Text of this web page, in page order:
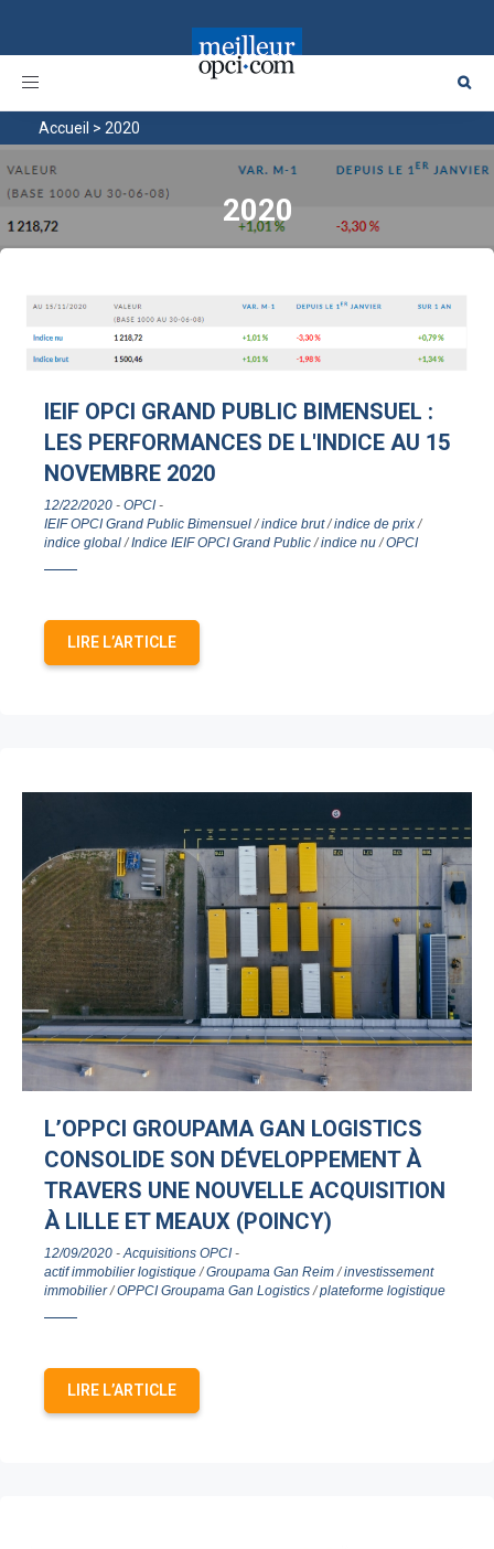
Toggle
Accueil > 2020
2020
IEIF OPCI GRAND PUBLIC BIMENSUEL :
LES PERFORMANCES DE L'INDICE AU 15
NOVEMBRE 2020
12/22/2020 - OPCI-
IEIF OPCI Grand Public Bimensuel/indice brut/indice de prix/
indice global/Indice IEIF OPCI Grand Public/indice nu/OPCI
LIRE L’ARTICLE
L’OPPCI GROUPAMA GAN LOGISTICS
CONSOLIDE SON DÉVELOPPEMENT À
TRAVERS UNE NOUVELLE ACQUISITION
À LILLE ET MEAUX (POINCY)
12/09/2020 -Acquisitions OPCI-
actif immobilier logistique/Groupama Gan Reim/investissement
immobilier/OPPCI Groupama Gan Logistics/plateforme logistique
LIRE L’ARTICLE